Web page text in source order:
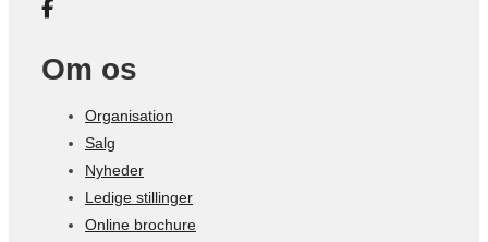
Om os
Organisation
Salg
Nyheder
Ledige stillinger
Online brochure